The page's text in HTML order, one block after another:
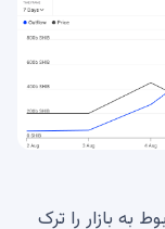
بازار را ترک